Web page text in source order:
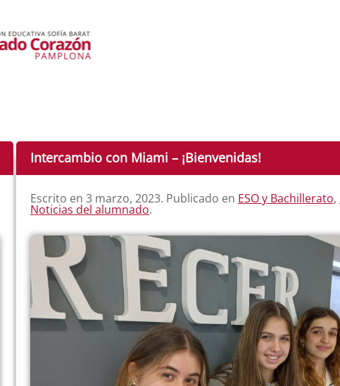
Intercambio con Miami – ¡Bienvenidas!
Escrito en 3 marzo, 2023. Publicado en ESO y Bachillerato,
Noticias del alumnado.